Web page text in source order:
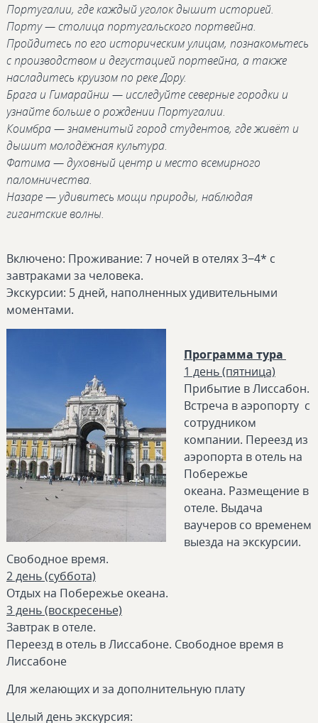
Португалии, где каждый уголок дышит историей.
Порту — столица португальского портвейна.
Пройдитесь по его историческим улицам, познакомьтесь
с производством и дегустацией портвейна, а также
насладитесь круизом по реке Дору.
Брага и Гимарайнш — исследуйте северные городки и
узнайте больше о рождении Португалии.
Коимбра — знаменитый город студентов, где живёт и
дышит молодёжная культура.
Фатима — духовный центр и место всемирного
паломничества.
Назаре — удивитесь мощи природы, наблюдая
гигантские волны.
Включено: Проживание: 7 ночей в отелях 3−4* с
завтраками за человека.
Экскурсии: 5 дней, наполненных удивительными
моментами.
Программа тура
1 день (пятница)
Прибытие в Лиссабон.
Встреча в аэропорту с
сотрудником
компании. Переезд из
аэропорта в отель на
Побережье
океана. Размещение в
отеле. Выдача
ваучеров со временем
выезда на экскурсии.
Свободное время.
2 день (суббота)
Отдых на Побережье океана.
3 день (воскресенье)
Завтрак в отеле.
Переезд в отель в Лиссабоне. Свободное время в
Лиссабоне
Для желающих и за дополнительную плату
Целый день экскурсия: